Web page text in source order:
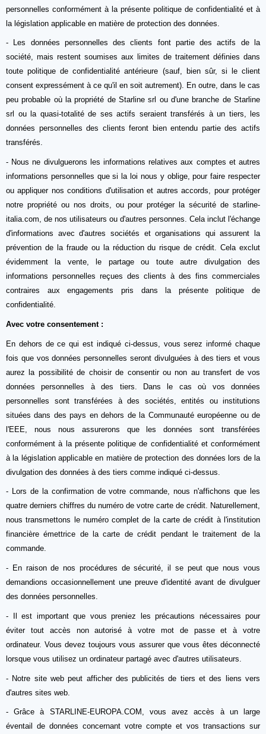
personnelles conformément à la présente politique de confidentialité et à
la législation applicable en matière de protection des données.
- Les données personnelles des clients font partie des actifs de la
société, mais restent soumises aux limites de traitement définies dans
toute politique de confidentialité antérieure (sauf, bien sûr, si le client
consent expressément à ce qu'il en soit autrement). En outre, dans le cas
peu probable où la propriété de Starline srl ou d'une branche de Starline
srl ou la quasi-totalité de ses actifs seraient transférés à un tiers, les
données personnelles des clients feront bien entendu partie des actifs
transférés.
- Nous ne divulguerons les informations relatives aux comptes et autres
informations personnelles que si la loi nous y oblige, pour faire respecter
ou appliquer nos conditions d'utilisation et autres accords, pour protéger
notre propriété ou nos droits, ou pour protéger la sécurité de starline-
italia.com, de nos utilisateurs ou d'autres personnes. Cela inclut l'échange
d'informations avec d'autres sociétés et organisations qui assurent la
prévention de la fraude ou la réduction du risque de crédit. Cela exclut
évidemment la vente, le partage ou toute autre divulgation des
informations personnelles reçues des clients à des fins commerciales
contraires aux engagements pris dans la présente politique de
confidentialité.
Avec votre consentement :
En dehors de ce qui est indiqué ci-dessus, vous serez informé chaque
fois que vos données personnelles seront divulguées à des tiers et vous
aurez la possibilité de choisir de consentir ou non au transfert de vos
données personnelles à des tiers. Dans le cas où vos données
personnelles sont transférées à des sociétés, entités ou institutions
situées dans des pays en dehors de la Communauté européenne ou de
l'EEE, nous nous assurerons que les données sont transférées
conformément à la présente politique de confidentialité et conformément
à la législation applicable en matière de protection des données lors de la
divulgation des données à des tiers comme indiqué ci-dessus.
- Lors de la confirmation de votre commande, nous n'affichons que les
quatre derniers chiffres du numéro de votre carte de crédit. Naturellement,
nous transmettons le numéro complet de la carte de crédit à l'institution
financière émettrice de la carte de crédit pendant le traitement de la
commande.
- En raison de nos procédures de sécurité, il se peut que nous vous
demandions occasionnellement une preuve d'identité avant de divulguer
des données personnelles.
- Il est important que vous preniez les précautions nécessaires pour
éviter tout accès non autorisé à votre mot de passe et à votre
ordinateur.Vous devez toujours vous assurer que vous êtes déconnecté
lorsque vous utilisez un ordinateur partagé avec d'autres utilisateurs.
- Notre site web peut afficher des publicités de tiers et des liens vers
d'autres sites web.
- Grâce à STARLINE-EUROPA.COM, vous avez accès à un large
éventail de données concernant votre compte et vos transactions sur